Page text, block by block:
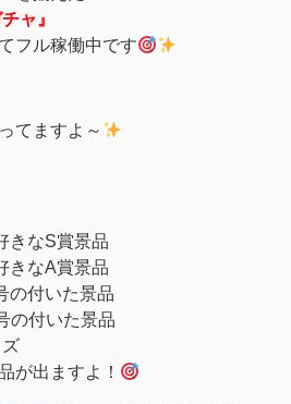
ャ』
フル稼働中です
てますよ～
なS賞景品
なA賞景品
付いた景品
付いた景品
が出ますよ！